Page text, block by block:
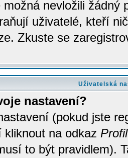
nevložili žádný
uživatelé, kteří
Zkuste se
Uživatelská
nastavení?
(pokud jste
kliknout na odkaz Profil
to být pravidlem).